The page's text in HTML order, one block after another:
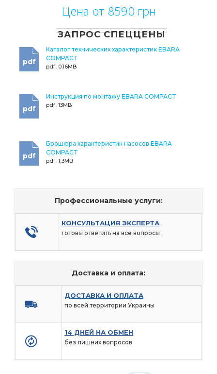
Цена от 8590 грн
ЗАПРОС СПЕЦЦЕНЫ
Каталог технических характеристик EBARA
COMPACT
pdf, 0.16MB
pdf
Инструкция по монтажу EBARA COMPACT
pdf, 13MB
pdf
Брошюра характеристик насосов EBARA
COMPACT
pdf, 1,3MB
pdf
Профессиональные услуги:
КОНСУЛЬТАЦИЯ ЭКСПЕРТА
готовы ответить на все вопросы
Доставка и оплата:
ДОСТАВКА И ОПЛАТА
по всей территории Украины
14 ДНЕЙ НА ОБМЕН
без лишних вопросов